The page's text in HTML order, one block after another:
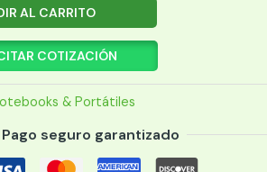
AL CARRITO
COTIZACIÓN
& Portátiles
Pago seguro garantizado